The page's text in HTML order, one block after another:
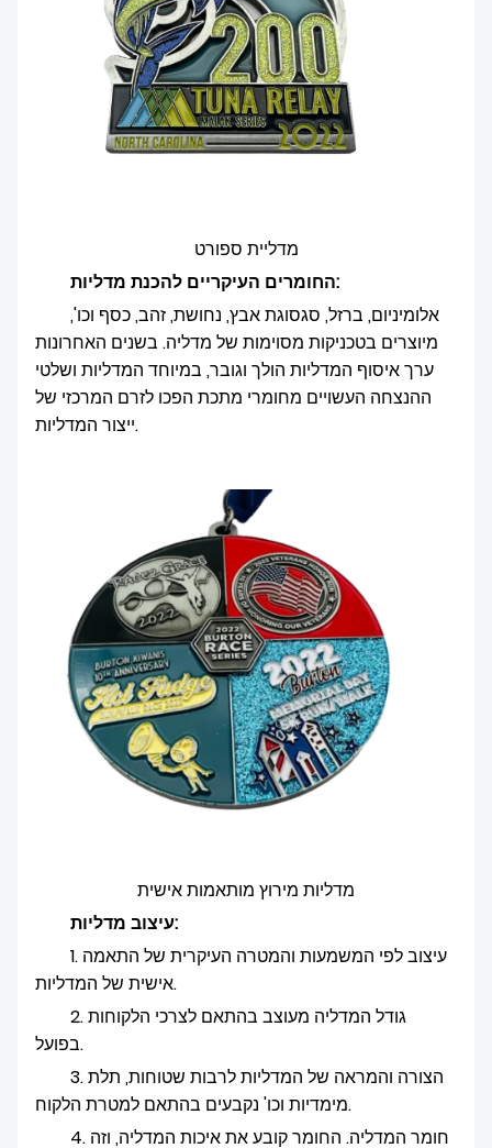
מדליית ספורט
החומרים העיקריים להכנת מדליות:
מיוצרים בטכניקות מסוימות של מדליה. בשנים האחרונות
ערך איסוף המדליות הולך וגובר, במיוחד המדליות ושלטי
ההנצחה העשויים מחומרי מתכת הפכו לזרם המרכזי של
ייצור המדליות.
מדליות מירוץ מותאמות אישית
עיצוב מדליות:
1. עיצוב לפי המשמעות והמטרה העיקרית של התאמה
אישית של המדליות.
2. גודל המדליה מעוצב בהתאם לצרכי הלקוחות
בפועל.
3. הצורה והמראה של המדליות לרבות שטוחות, תלת
מימדיות וכו' נקבעים בהתאם למטרת הלקוח.
4. חומר המדליה. החומר קובע את איכות המדליה, וזה